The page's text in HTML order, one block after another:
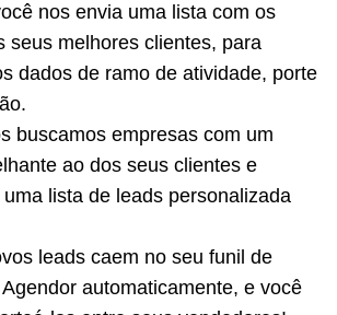
nos envia uma lista com os
seus melhores clientes, para
dados de ramo de atividade, porte
buscamos empresas com um
ao dos seus clientes e
lista de leads personalizada
leads caem no seu funil de
automaticamente, e você